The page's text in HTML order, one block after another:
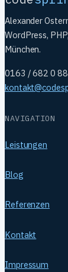
Alexander
WordPress,
München.
0163 / 682 0
NAVIGATION
Leistungen
Blog
Referenzen
Kontakt
Impressum